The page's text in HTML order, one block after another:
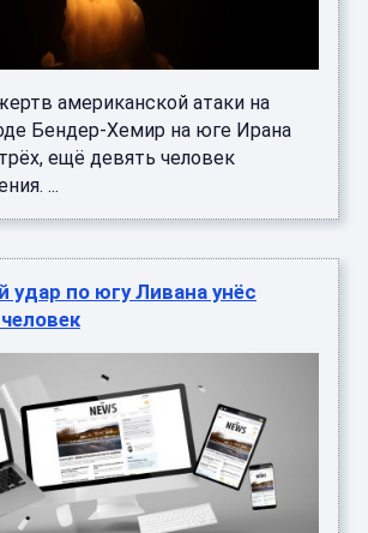
американской атаки на
Бендер-Хемир на юге Ирана
ещё девять человек
...
удар по югу Ливана унёс